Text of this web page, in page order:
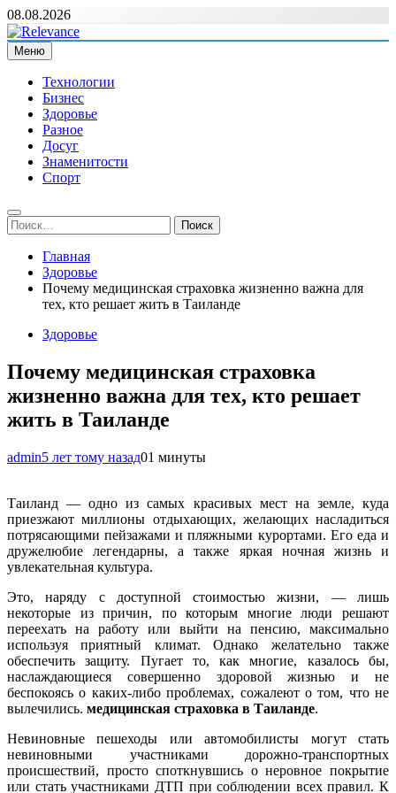
Перейти
к
содержимому
08.08.2026
Relevance
Релевантні новини — саме те, що вам потрібно
Меню
Технологии
Бизнес
Здоровье
Разное
Досуг
Знаменитости
Спорт
Найти:
Главная
Здоровье
Почему медицинская страховка жизненно важна для
тех, кто решает жить в Таиланде
Здоровье
Почему медицинская страховка
жизненно важна для тех, кто решает
жить в Таиланде
admin5 лет тому назад01 минуты
Таиланд — одно из самых красивых мест на земле, куда
приезжают миллионы отдыхающих, желающих насладиться
потрясающими пейзажами и пляжными курортами. Его еда и
дружелюбие легендарны, а также яркая ночная жизнь и
увлекательная культура.
Это, наряду с доступной стоимостью жизни, — лишь
некоторые из причин, по которым многие люди решают
переехать на работу или выйти на пенсию, максимально
используя приятный климат. Однако желательно также
обеспечить защиту. Пугает то, как многие, казалось бы,
наслаждающиеся совершенно здоровой жизнью и не
беспокоясь о каких-либо проблемах, сожалеют о том, что не
вылечились. медицинская страховка в Таиланде.
Невиновные пешеходы или автомобилисты могут стать
невиновными участниками дорожно-транспортных
происшествий, просто споткнувшись о неровное покрытие
или стать участниками ДТП при соблюдении всех правил. К